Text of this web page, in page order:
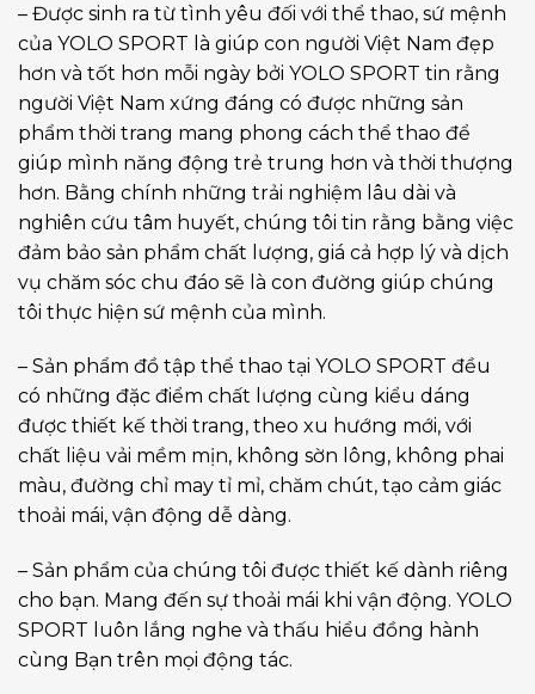
– Được sinh ra từ tình yêu đối với thể thao, sứ mệnh
của YOLO SPORT là giúp con người Việt Nam đẹp
hơn và tốt hơn mỗi ngày bởi YOLO SPORT tin rằng
người Việt Nam xứng đáng có được những sản
phẩm thời trang mang phong cách thể thao để
giúp mình năng động trẻ trung hơn và thời thượng
hơn. Bằng chính những trải nghiệm lâu dài và
nghiên cứu tâm huyết, chúng tôi tin rằng bằng việc
đảm bảo sản phẩm chất lượng, giá cả hợp lý và dịch
vụ chăm sóc chu đáo sẽ là con đường giúp chúng
tôi thực hiện sứ mệnh của mình.
– Sản phẩm đồ tập thể thao tại YOLO SPORT đều
có những đặc điểm chất lượng cùng kiểu dáng
được thiết kế thời trang, theo xu hướng mới, với
chất liệu vải mềm mịn, không sờn lông, không phai
màu, đường chỉ may tỉ mỉ, chăm chút, tạo cảm giác
thoải mái, vận động dễ dàng.
– Sản phẩm của chúng tôi được thiết kế dành riêng
cho bạn. Mang đến sự thoải mái khi vận động. YOLO
SPORT luôn lắng nghe và thấu hiểu đồng hành
cùng Bạn trên mọi động tác.